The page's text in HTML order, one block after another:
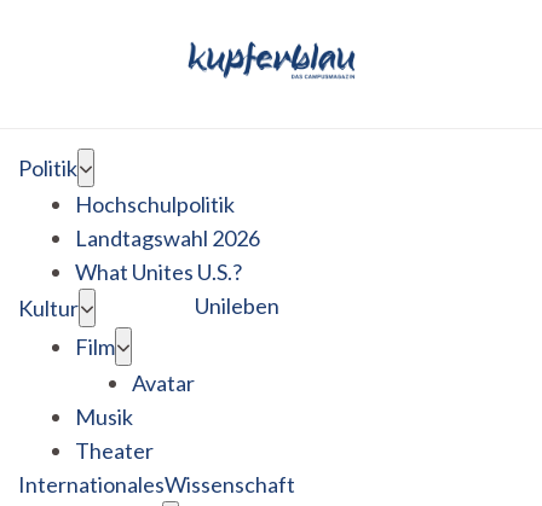
Politik
Hochschulpolitik
Landtagswahl 2026
What Unites U.S.?
Kultur
Film
Avatar
Musik
Theater
Unileben
InternationalesWissenschaft